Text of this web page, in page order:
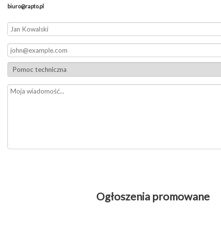
biuro@rapto.pl
Ogłoszenia promowane